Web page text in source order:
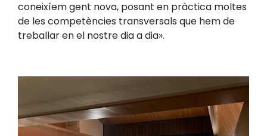
coneixíem gent nova, posant en pràctica moltes
de les competències transversals que hem de
treballar en el nostre dia a dia».